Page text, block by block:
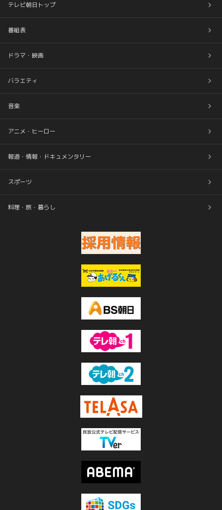
テレビ朝日トップ
番組表
ドラマ・映画
バラエティ
音楽
アニメ・ヒーロー
報道・情報・ドキュメンタリー
スポーツ
料理・旅・暮らし